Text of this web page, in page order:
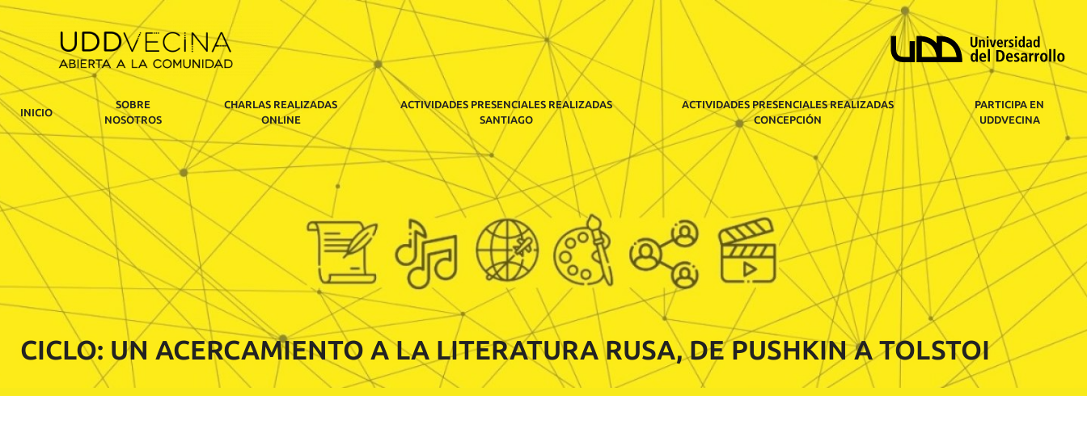
CICLO: UN ACERCAMIENTO A LA LITERATURA RUSA, DE PUSHKIN A TOLSTOI
INICIO
SOBRE
NOSOTROS
CHARLAS REALIZADAS
ONLINE
ACTIVIDADES PRESENCIALES REALIZADAS
SANTIAGO
ACTIVIDADES PRESENCIALES REALIZADAS
CONCEPCIÓN
PARTICIPA EN
UDDVECINA